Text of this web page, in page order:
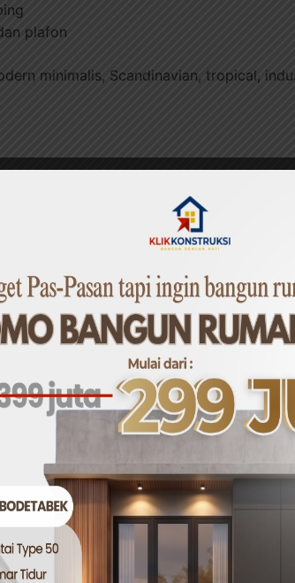
plafon
minimalis, Scandinavian, tropical,
struktur sehingga aman untuk jangka
Kosan